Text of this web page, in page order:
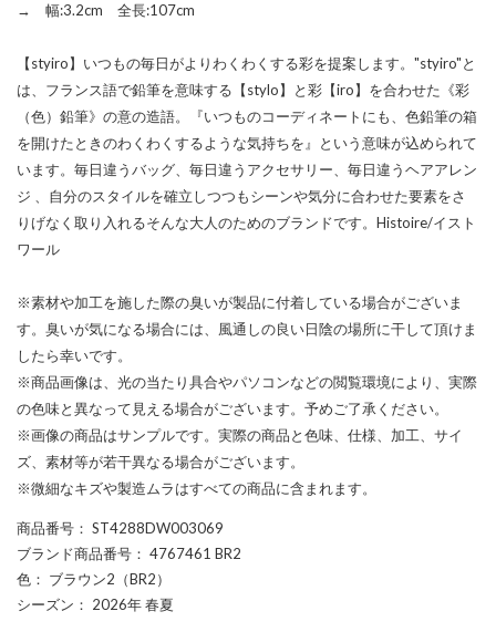
→ 幅:3.2cm 全長:107cm
【styiro】いつもの毎日がよりわくわくする彩を提案します。"styiro"と
は、フランス語で鉛筆を意味する【stylo】と彩【iro】を合わせた《彩
（色）鉛筆》の意の造語。『いつものコーディネートにも、色鉛筆の箱
を開けたときのわくわくするような気持ちを』という意味が込められて
います。毎日違うバッグ、毎日違うアクセサリー、毎日違うヘアアレン
ジ 、自分のスタイルを確立しつつもシーンや気分に合わせた要素をさ
りげなく取り入れるそんな大人のためのブランドです。Histoire/イスト
ワール
※素材や加工を施した際の臭いが製品に付着している場合がございま
す。臭いが気になる場合には、風通しの良い日陰の場所に干して頂けま
したら幸いです。
※商品画像は、光の当たり具合やパソコンなどの閲覧環境により、実際
の色味と異なって見える場合がございます。予めご了承ください。
※画像の商品はサンプルです。実際の商品と色味、仕様、加工、サイ
ズ、素材等が若干異なる場合がございます。
※微細なキズや製造ムラはすべての商品に含まれます。
商品番号 ： ST4288DW003069
ブランド商品番号 ： 4767461 BR2
色 ： ブラウン2（BR2）
シーズン ： 2026年 春夏